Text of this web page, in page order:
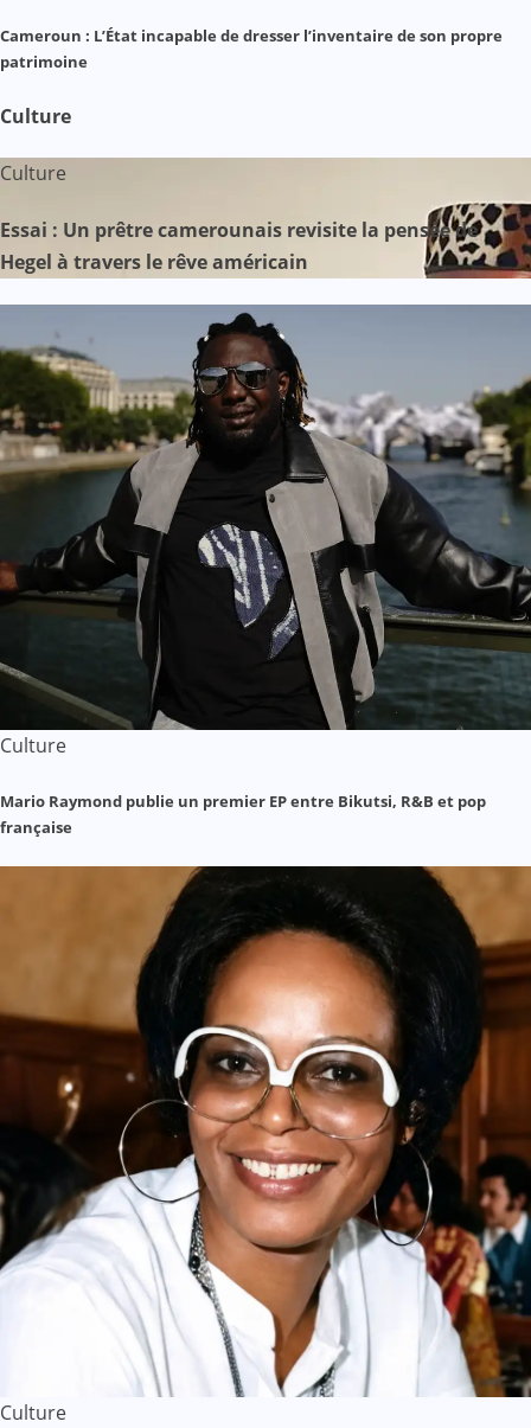
Cameroun : L’État incapable de dresser l’inventaire de son propre
patrimoine
Culture
Culture
Essai : Un prêtre camerounais revisite la pensée de
Hegel à travers le rêve américain
Culture
Mario Raymond publie un premier EP entre Bikutsi, R&B et pop
française
Culture